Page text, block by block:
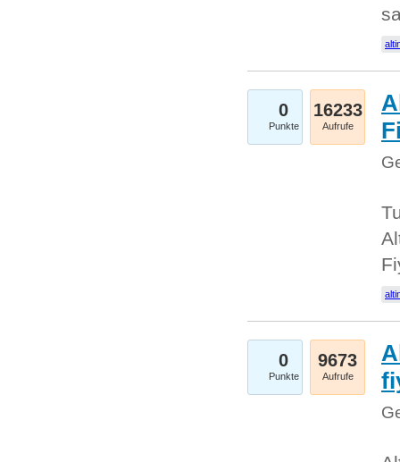
0
Punkte
16233
Aufrufe
0
Punkte
9673
Aufrufe